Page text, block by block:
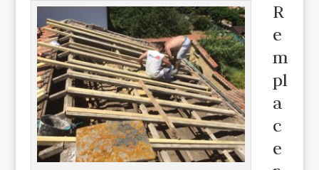
R
e
m
pl
a
c
e